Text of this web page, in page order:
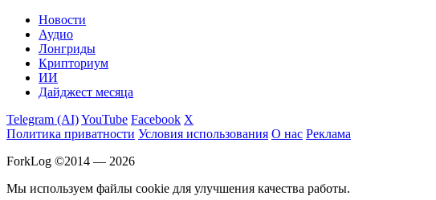
Новости
Аудио
Лонгриды
Крипториум
ИИ
Дайджест месяца
Telegram (AI)YouTube Facebook X
Политика приватности Условия использования О нас Реклама
ForkLog ©2014 — 2026
Мы используем файлы cookie для улучшения качества работы.